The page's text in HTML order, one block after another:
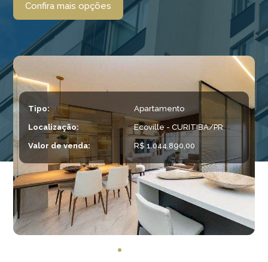
Confira mais opções
Tipo: Apartamento
Localização: Ecoville - CURITIBA/PR
Valor de venda: R$ 1.044.890,00